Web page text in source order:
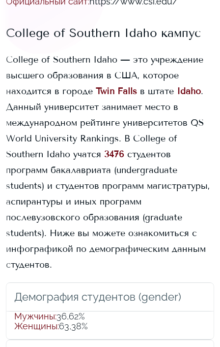
College of Southern Idaho кампус
College of Southern Idaho — это учреждение
высшего образования в США, которое
находится в городе Twin Falls в штате Idaho.
Данный университет занимает место в
международном рейтинге университетов QS
World University Rankings. В College of
Southern Idaho учатся 3476 студентов
программ бакалавриата (undergraduate
students) и студентов программ магистратуры,
аспирантуры и иных программ
послевузовского образования (graduate
students). Ниже вы можете ознакомиться с
инфографикой по демографическим данным
студентов.
Демография студентов (gender)
Мужчины:36,62%
Женщины:63,38%